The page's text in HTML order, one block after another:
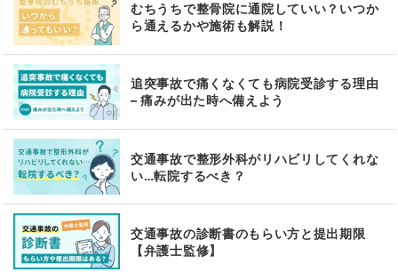
むちうちで整骨院に通院していい？いつか
ら通えるかや施術も解説！
追突事故で痛くなくても病院受診する理由
– 痛みが出た時へ備えよう
交通事故で整形外科がリハビリしてくれな
い…転院するべき？
交通事故の診断書のもらい方と提出期限
【弁護士監修】